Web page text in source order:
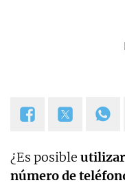
¿Es posible utilizar
número de